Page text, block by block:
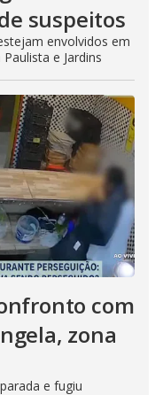
suspeitos
envolvidos em
e Jardins
com
zona
e fugiu